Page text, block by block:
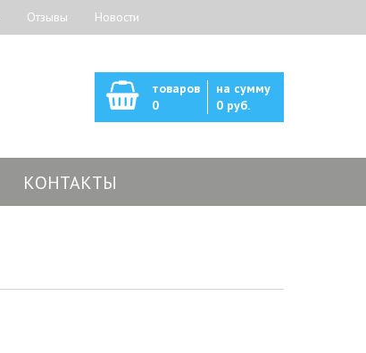
Отзывы Новости
товаров
0
на сумму
0 руб.
КОНТАКТЫ